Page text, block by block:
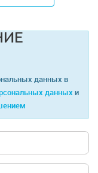
данных в
данных и